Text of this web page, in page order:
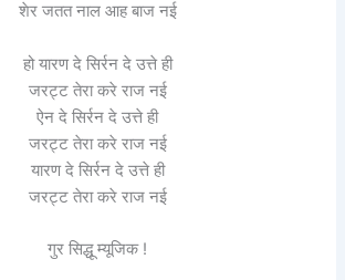
शेर जतत नाल आह बाज नई
हो यारण दे सिर्रन दे उत्ते ही
जरट्ट तेरा करे राज नई
ऐन दे सिर्रन दे उत्ते ही
जरट्ट तेरा करे राज नई
यारण दे सिर्रन दे उत्ते ही
जरट्ट तेरा करे राज नई
गुर सिद्धू म्यूजिक !